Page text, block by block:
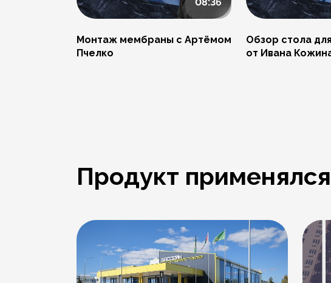
Монтаж мембраны с Артёмом
Пчелко
Обзор стола
от Ивана
Продукт